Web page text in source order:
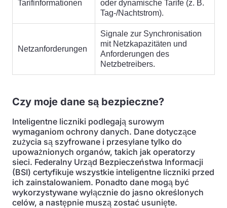
Tarifinformationen
oder dynamische Tarife (z. B.
Tag-/Nachtstrom).
Netzanforderungen
Signale zur Synchronisation
mit Netzkapazitäten und
Anforderungen des
Netzbetreibers.
Czy moje dane są bezpieczne?
Inteligentne liczniki podlegają surowym
wymaganiom ochrony danych. Dane dotyczące
zużycia są szyfrowane i przesyłane tylko do
upoważnionych organów, takich jak operatorzy
sieci. Federalny Urząd Bezpieczeństwa Informacji
(BSI) certyfikuje wszystkie inteligentne liczniki przed
ich zainstalowaniem. Ponadto dane mogą być
wykorzystywane wyłącznie do jasno określonych
celów, a następnie muszą zostać usunięte.